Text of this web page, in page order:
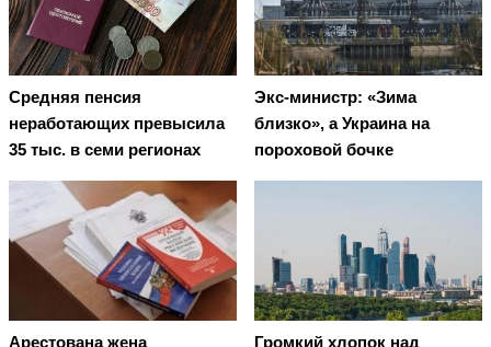
Средняя пенсия
неработающих превысила
35 тыс. в семи регионах
Экс-министр: «Зима
близко», а Украина на
пороховой бочке
Арестована жена
Громкий хлопок над